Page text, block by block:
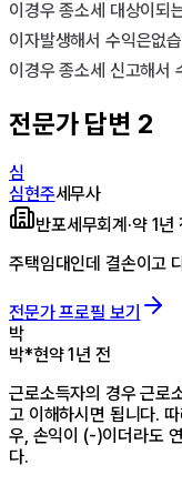
이경우 종소세 대상이되
이자발생해서 수익은없
이경우 종소세 신고해서
전문가 답변 2
심
심현주세무사
반포세무회계 ·약 1년
주택임대인데 결손이고
전문가 프로필 보기
박
박*현약 1년 전
근로소득자의 경우 근로
고 이해하시면 됩니다.
우, 손익이 (-)이더라도
다.